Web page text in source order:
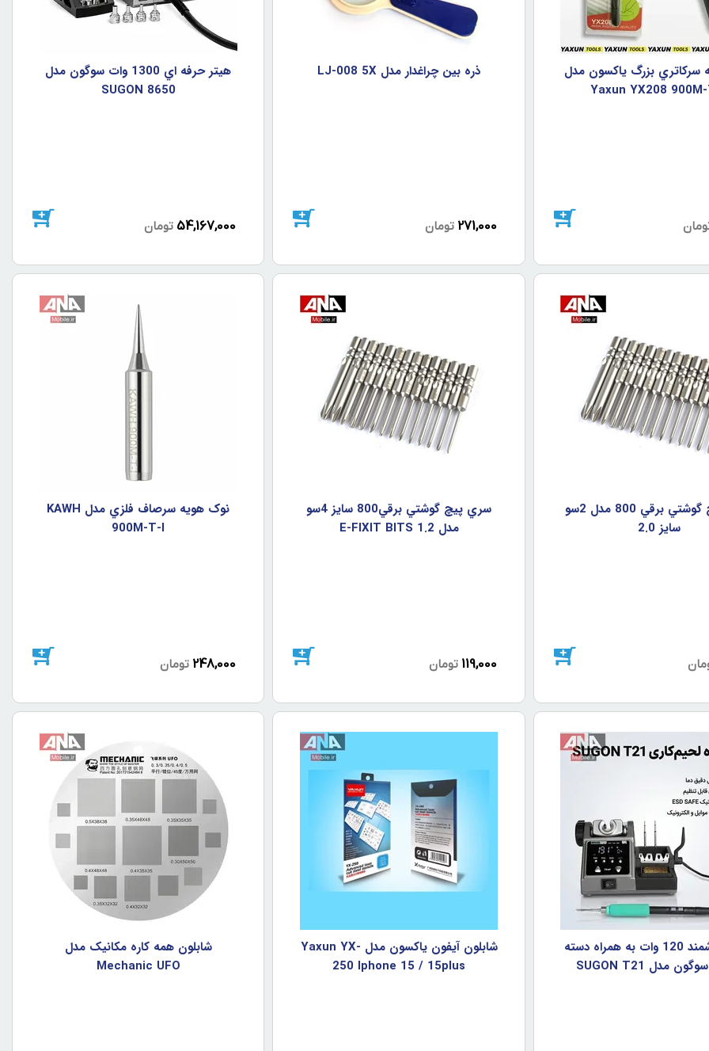
سرکاتري بزرگ ياکسون مدل
Yaxun YX208
ذره بين چراغدار مدل LJ-008 5X
271,000 تومان
هيتر حرفه اي 1300 وات سوگون مدل
SUGON 8650
54,167,000 تومان
سري پيچ گوشتي برقي 800 مدل 2سو
سايز 2.0
سري پيچ گوشتي برقي800 سايز 4سو
مدل E-FIXIT BITS 1.2
119,000 تومان
نوک هويه سرصاف فلزي مدل KAWH
900M-T-I
248,000 تومان
هويه هوشمند 120 وات به همراه دسته
شابلون آيفون ياکسون مدل Yaxun YX-
250 Iphone 15 / 15plus
شابلون همه کاره مکانيک مدل
Mechanic UFO